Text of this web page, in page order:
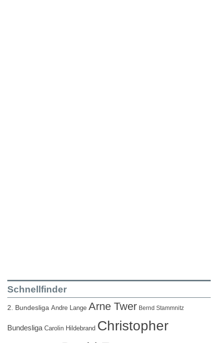
Schnellfinder
2. Bundesliga Andre Lange Arne Twer Bernd Stammnitz
Bundesliga Carolin Hildebrand Christopher